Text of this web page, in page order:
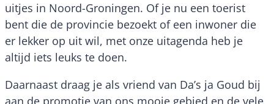
uitjes in Noord-Groningen. Of je nu een toerist
bent die de provincie bezoekt of een inwoner die
er lekker op uit wil, met onze uitagenda heb je
altijd iets leuks te doen.
Daarnaast draag je als vriend van Da’s ja Goud bij
aan de promotie van ons mooie gebied en de vele